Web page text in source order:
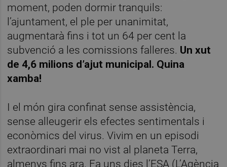
moment, poden dormir tranquils:
l’ajuntament, el ple per unanimitat,
augmentarà fins i tot un 64 per cent la
subvenció a les comissions falleres. Un xut
de 4,6 milions d’ajut municipal. Quina
xamba!
I el món gira confinat sense assistència,
sense alleugerir els efectes sentimentals i
econòmics del virus. Vivim en un episodi
extraordinari mai no vist al planeta Terra,
almenys fins ara. Fa uns dies l’ESA (L’Agència